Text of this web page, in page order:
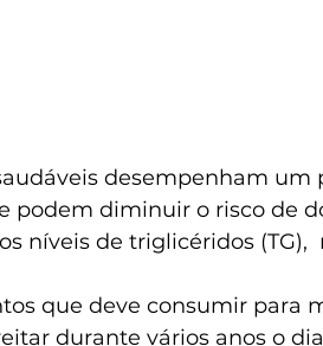
desempenham um
podem diminuir o risco de
níveis de triglicéridos (TG),
que deve consumir para
durante vários anos o